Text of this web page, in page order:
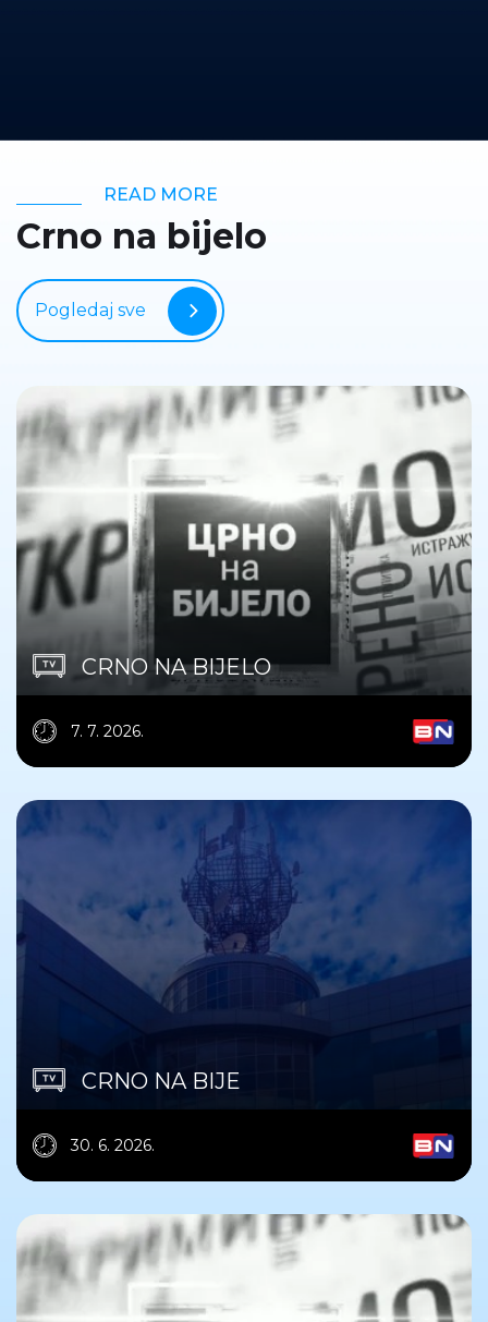
READ MORE
Crno na bijelo
Pogledaj sve
CRNO NA BIJELO
7. 7. 2026.
CRNO NA BIJE
30. 6. 2026.